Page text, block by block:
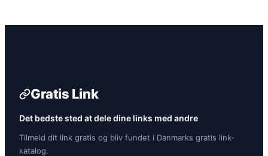
Gratis Link
Det bedste sted at dele dine links med andre
Tilmeld dit link gratis og bliv fundet i Danmarks gratis link-
katalog.